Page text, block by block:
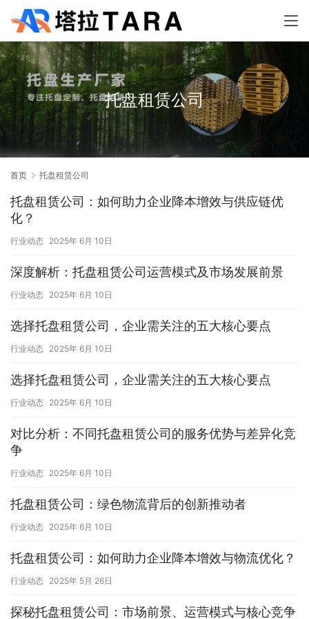
托盘租赁公司
首页 托盘租赁公司
托盘租赁公司：如何助力企业降本增效与供应链优
化？
行业动态 2025年 6月 10日
深度解析：托盘租赁公司运营模式及市场发展前景
行业动态 2025年 6月 10日
选择托盘租赁公司，企业需关注的五大核心要点
行业动态 2025年 6月 10日
选择托盘租赁公司，企业需关注的五大核心要点
行业动态 2025年 6月 10日
对比分析：不同托盘租赁公司的服务优势与差异化竞
争
行业动态 2025年 6月 10日
托盘租赁公司：绿色物流背后的创新推动者
行业动态 2025年 6月 10日
托盘租赁公司：如何助力企业降本增效与物流优化？
行业动态 2025年 5月 26日
探秘托盘租赁公司：市场前景、运营模式与核心竞争